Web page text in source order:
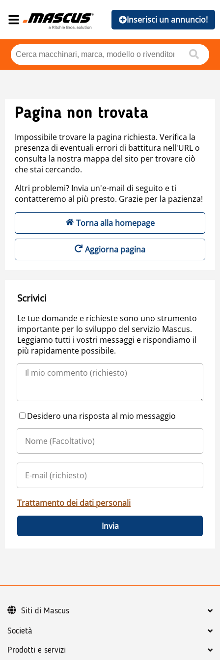
Inserisci un annuncio!
Pagina non trovata
Impossibile trovare la pagina richiesta. Verifica la
presenza di eventuali errori di battitura nell'URL o
consulta la nostra mappa del sito per trovare ciò
che stai cercando.
Altri problemi? Invia un'e-mail di seguito e ti
contatteremo al più presto. Grazie per la pazienza!
Torna alla homepage
Aggiorna pagina
Scrivici
Le tue domande e richieste sono uno strumento
importante per lo sviluppo del servizio Mascus.
Leggiamo tutti i vostri messaggi e rispondiamo il
più rapidamente possibile.
Desidero una risposta al mio messaggio
Trattamento dei dati personali
Invia
Società
Prodotti e servizi
Siti di Mascus